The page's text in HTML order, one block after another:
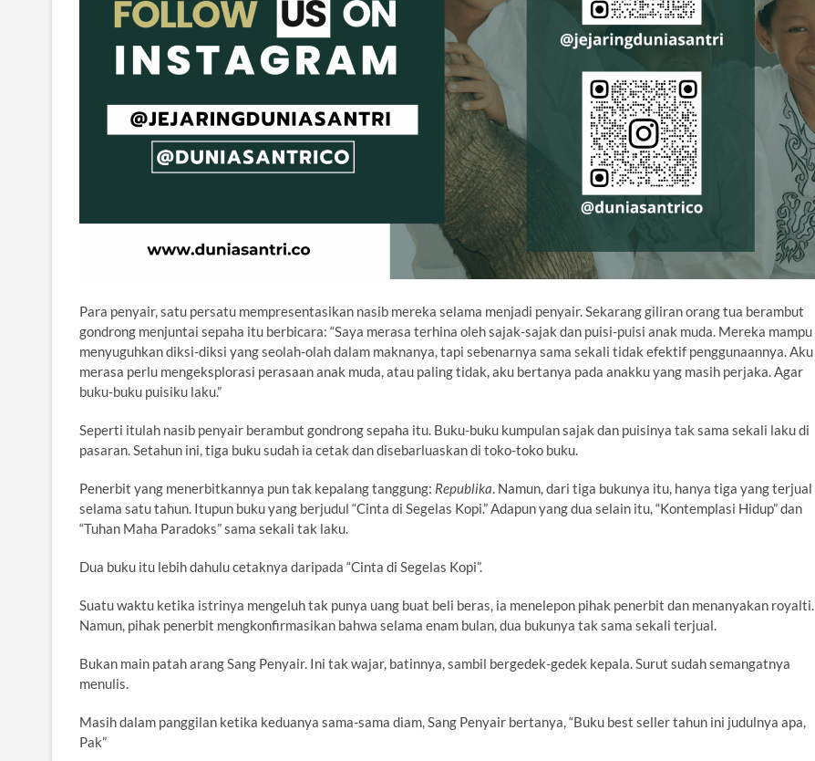
Para penyair, satu persatu mempresentasikan nasib mereka selama menjadi penyair. Sekarang giliran orang tua berambut
gondrong menjuntai sepaha itu berbicara: “Saya merasa terhina oleh sajak-sajak dan puisi-puisi anak muda. Mereka mampu
menyuguhkan diksi-diksi yang seolah-olah dalam maknanya, tapi sebenarnya sama sekali tidak efektif penggunaannya. Aku
merasa perlu mengeksplorasi perasaan anak muda, atau paling tidak, aku bertanya pada anakku yang masih perjaka. Agar
buku-buku puisiku laku.”
Seperti itulah nasib penyair berambut gondrong sepaha itu. Buku-buku kumpulan sajak dan puisinya tak sama sekali laku di
pasaran. Setahun ini, tiga buku sudah ia cetak dan disebarluaskan di toko-toko buku.
Penerbit yang menerbitkannya pun tak kepalang tanggung: Republika. Namun, dari tiga bukunya itu, hanya tiga yang terjual
selama satu tahun. Itupun buku yang berjudul “Cinta di Segelas Kopi.” Adapun yang dua selain itu, “Kontemplasi Hidup” dan
“Tuhan Maha Paradoks” sama sekali tak laku.
Dua buku itu lebih dahulu cetaknya daripada “Cinta di Segelas Kopi”.
Suatu waktu ketika istrinya mengeluh tak punya uang buat beli beras, ia menelepon pihak penerbit dan menanyakan royalti.
Namun, pihak penerbit mengkonfirmasikan bahwa selama enam bulan, dua bukunya tak sama sekali terjual.
Bukan main patah arang Sang Penyair. Ini tak wajar, batinnya, sambil bergedek-gedek kepala. Surut sudah semangatnya
menulis.
Masih dalam panggilan ketika keduanya sama-sama diam, Sang Penyair bertanya, “Buku best seller tahun ini judulnya apa,
Pak”